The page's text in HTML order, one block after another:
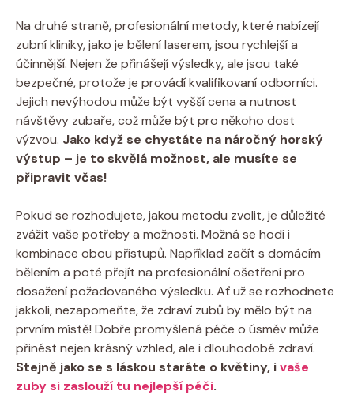
Na druhé straně, profesionální metody, které nabízejí
zubní kliniky, jako je bělení laserem, jsou rychlejší a
účinnější. Nejen že přinášejí výsledky, ale jsou také
bezpečné, protože je provádí kvalifikovaní odborníci.
Jejich nevýhodou může být vyšší cena a nutnost
návštěvy zubaře, což může být pro někoho dost
výzvou. Jako když se chystáte na náročný horský
výstup – je to skvělá možnost, ale musíte se
připravit včas!
Pokud se rozhodujete, jakou metodu zvolit, je důležité
zvážit vaše potřeby a možnosti. Možná se hodí i
kombinace obou přístupů. Například začít s domácím
bělením a poté přejít na profesionální ošetření pro
dosažení požadovaného výsledku. Ať už se rozhodnete
jakkoli, nezapomeňte, že zdraví zubů by mělo být na
prvním místě! Dobře promyšlená péče o úsměv může
přinést nejen krásný vzhled, ale i dlouhodobé zdraví.
Stejně jako se s láskou staráte o květiny, ivaše
zuby si zaslouží tu nejlepší péči.